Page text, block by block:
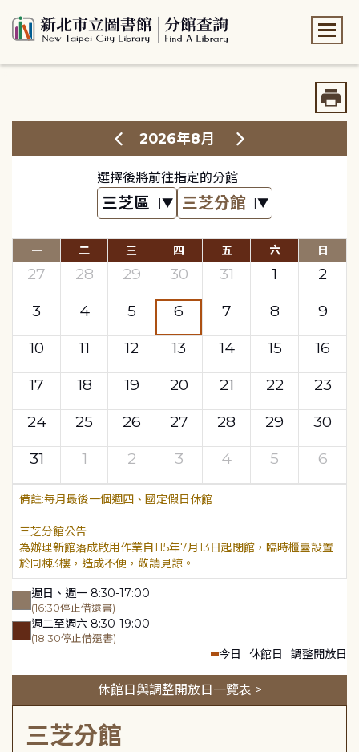
2026年8月
選擇後將前往指定的分館
一 二 三 四 五 六 日
27 28 29 30 31 1
2
3
4 5 6 7 8
9
10
11 12 13 14 15
16
17
18 19 20 21 22
23
24
25 26 27 28 29
30
31
1 2 3 4 5 6
每月最後一個週四、國定假日休館
三芝分館公告
為辦理新館落成啟用作業自115年7月13日起閉館，臨時櫃臺設置
於同棟3樓，造成不便，敬請見諒。
週日、週一 8:30-17:00
(16:30停止借還書)
週二至週六 8:30-19:00
(18:30停止借還書)
今日 休館日 調整開放日
休館日與調整開放日一覽表 >
三芝分館